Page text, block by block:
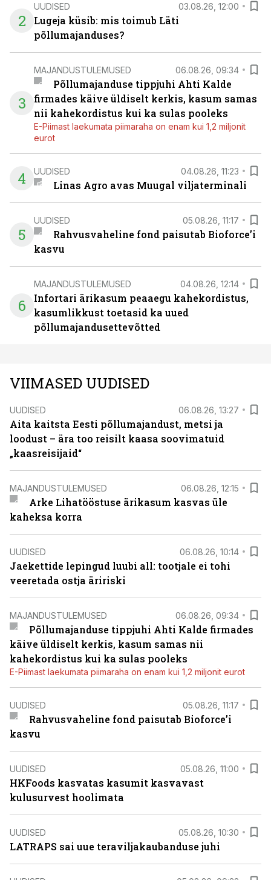
2
UUDISED 03.08.26, 12:00
Lugeja küsib: mis toimub Läti
põllumajanduses?
3
MAJANDUSTULEMUSED 06.08.26, 09:34
Põllumajanduse tippjuhi Ahti Kalde
firmades käive üldiselt kerkis, kasum samas
nii kahekordistus kui ka sulas pooleks
E-Piimast laekumata piimaraha on enam kui 1,2 miljonit
eurot
4 UUDISED 04.08.26, 11:23
Linas Agro avas Muugal viljaterminali
5
UUDISED 05.08.26, 11:17
Rahvusvaheline fond paisutab Bioforce’i
kasvu
6
MAJANDUSTULEMUSED 04.08.26, 12:14
Infortari ärikasum peaaegu kahekordistus,
kasumlikkust toetasid ka uued
põllumajandusettevõtted
VIIMASED UUDISED
UUDISED 06.08.26, 13:27
Aita kaitsta Eesti põllumajandust, metsi ja
loodust – ära too reisilt kaasa soovimatuid
„kaasreisijaid“
MAJANDUSTULEMUSED 06.08.26, 12:15
Arke Lihatööstuse ärikasum kasvas üle
kaheksa korra
UUDISED 06.08.26, 10:14
Jaekettide lepingud luubi all: tootjale ei tohi
veeretada ostja äririski
MAJANDUSTULEMUSED 06.08.26, 09:34
Põllumajanduse tippjuhi Ahti Kalde firmades
käive üldiselt kerkis, kasum samas nii
kahekordistus kui ka sulas pooleks
E-Piimast laekumata piimaraha on enam kui 1,2 miljonit eurot
UUDISED 05.08.26, 11:17
Rahvusvaheline fond paisutab Bioforce’i
kasvu
UUDISED 05.08.26, 11:00
HKFoods kasvatas kasumit kasvavast
kulusurvest hoolimata
UUDISED 05.08.26, 10:30
LATRAPS sai uue teraviljakaubanduse juhi